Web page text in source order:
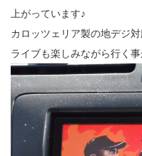
上がっています♪
カロッツェリア製の地デジ
ライブも楽しみながら行く